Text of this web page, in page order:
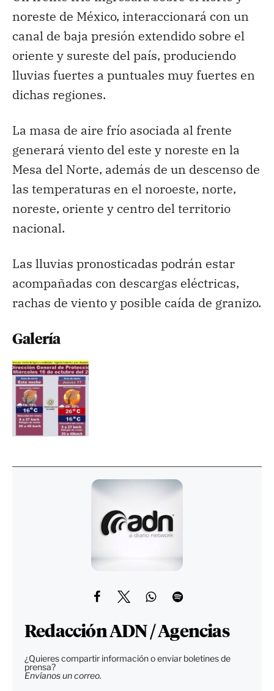
noreste de México, interaccionará con un
canal de baja presión extendido sobre el
oriente y sureste del país, produciendo
lluvias fuertes a puntuales muy fuertes en
dichas regiones.
La masa de aire frío asociada al frente
generará viento del este y noreste en la
Mesa del Norte, además de un descenso de
las temperaturas en el noroeste, norte,
noreste, oriente y centro del territorio
nacional.
Las lluvias pronosticadas podrán estar
acompañadas con descargas eléctricas,
rachas de viento y posible caída de granizo.
Galería
Redacción ADN / Agencias
¿Quieres compartir información o enviar boletines de
prensa?
Envíanos un correo.